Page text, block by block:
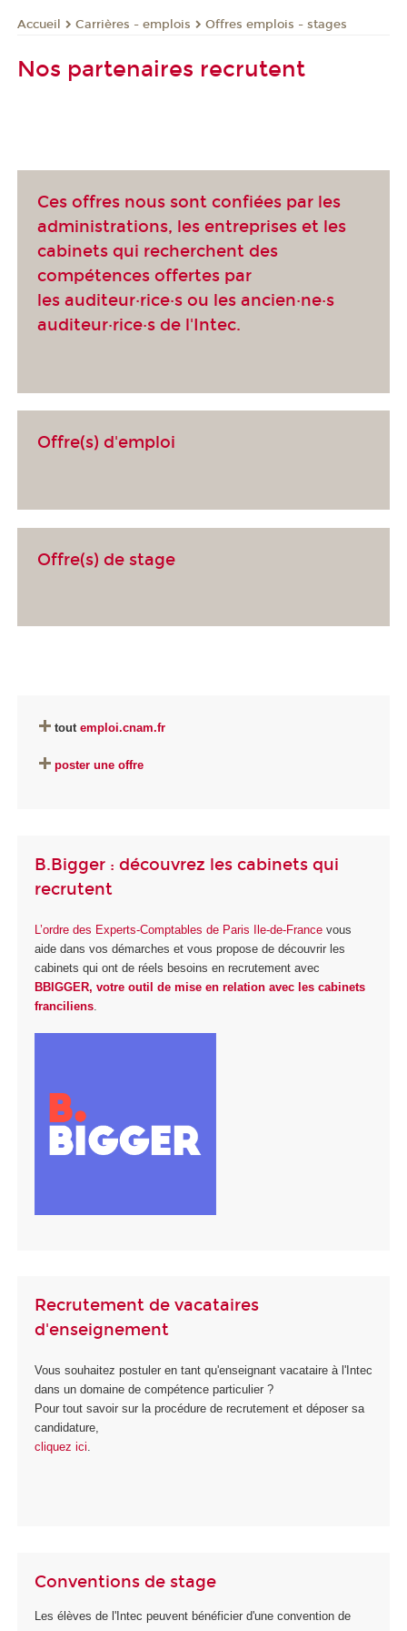
Accueil Carrières - emplois Offres emplois - stages
Nos partenaires recrutent
Ces offres nous sont confiées par les
administrations, les entreprises et les
cabinets qui recherchent des
compétences offertes par
les auditeur·rice·s ou les ancien·ne·s
auditeur·rice·s de l'Intec.
Offre(s) d'emploi
Offre(s) de stage
tout emploi.cnam.fr
poster une offre
B.Bigger : découvrez les cabinets qui
recrutent
L’ordre des Experts-Comptables de Paris Ile-de-France vous
aide dans vos démarches et vous propose de découvrir les
cabinets qui ont de réels besoins en recrutement avec
BBIGGER, votre outil de mise en relation avec les cabinets
franciliens
Recrutement de vacataires
d'enseignement
Vous souhaitez postuler en tant qu'enseignant vacataire à l'Intec
dans un domaine de compétence particulier ?
Pour tout savoir sur la procédure de recrutement et déposer sa
candidature,
cliquez ici
Conventions de stage
Les élèves de l'Intec peuvent bénéficier d'une convention de